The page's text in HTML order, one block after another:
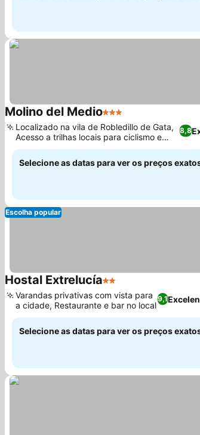
Molino del Medio3 Estrelas
8,8
Localizado na vila de Robledillo de Gata,
Acesso a trilhas locais para ciclismo e
caminhada
Selecione as datas para ver os preços
Escolha popular
Hostal Extrelucía2 Estrelas
9,1
Varandas privativas com vista para
a cidade, Restaurante e bar no local
Selecione as datas para ver os preços